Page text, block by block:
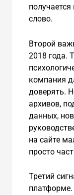
слово.
Второй
2018 года.
компания
доверять.
архивов,
данных,
на сайте
просто
Третий
платформе.